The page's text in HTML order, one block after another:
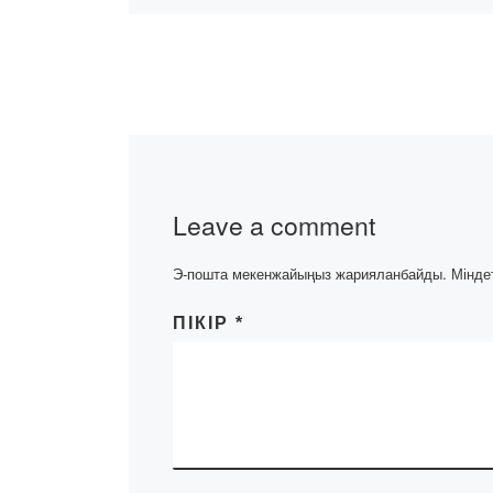
қимыл жөніндегі
шеңберінде
Leave a comment
Э-пошта мекенжайыңыз жарияланбайды.
ПІКІР *